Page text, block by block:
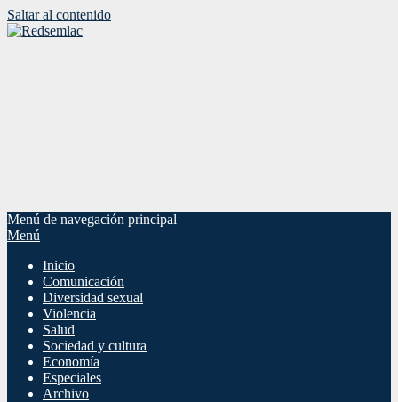
Saltar al contenido
Menú de navegación principal
Menú
Inicio
Comunicación
Diversidad sexual
Violencia
Salud
Sociedad y cultura
Economía
Especiales
Archivo